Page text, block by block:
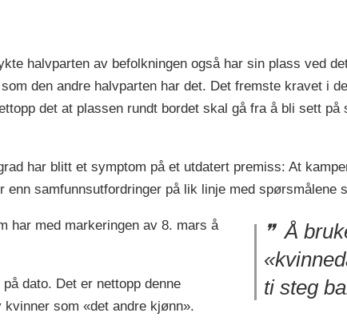
halvparten av befolkningen også har sin plass ved
den andre halvparten har det. Det fremste kravet i
det at plassen rundt bordet skal gå fra å bli sett på
har blitt et symptom på et utdatert premiss: At
samfunnsutfordringer på lik linje med spørsmålene
Å
ti steg
har med markeringen av 8. mars å
dato. Det er nettopp denne
som «det andre kjønn».